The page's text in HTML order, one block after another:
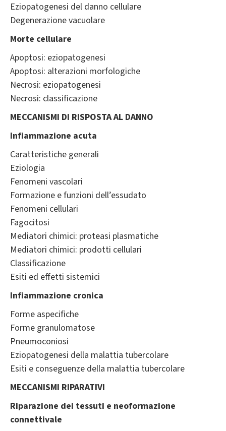
Eziopatogenesi del danno cellulare
Degenerazione vacuolare
Morte cellulare
Apoptosi: eziopatogenesi
Apoptosi: alterazioni morfologiche
Necrosi: eziopatogenesi
Necrosi: classificazione
MECCANISMI DI RISPOSTA AL DANNO
Infiammazione acuta
Caratteristiche generali
Eziologia
Fenomeni vascolari
Formazione e funzioni dell’essudato
Fenomeni cellulari
Fagocitosi
Mediatori chimici: proteasi plasmatiche
Mediatori chimici: prodotti cellulari
Classificazione
Esiti ed effetti sistemici
Infiammazione cronica
Forme aspecifiche
Forme granulomatose
Pneumoconiosi
Eziopatogenesi della malattia tubercolare
Esiti e conseguenze della malattia tubercolare
MECCANISMI RIPARATIVI
Riparazione dei tessuti e neoformazione
connettivale